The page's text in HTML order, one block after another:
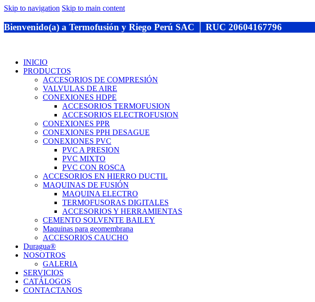
Skip to navigation Skip to main content
Bienvenido(a) a Termofusión y Riego Perú SAC │ RUC 20604167796
INICIO
PRODUCTOS
ACCESORIOS DE COMPRESIÓN
VALVULAS DE AIRE
CONEXIONES HDPE
ACCESORIOS TERMOFUSION
ACCESORIOS ELECTROFUSION
CONEXIONES PPR
CONEXIONES PPH DESAGUE
CONEXIONES PVC
PVC A PRESION
PVC MIXTO
PVC CON ROSCA
ACCESORIOS EN HIERRO DUCTIL
MAQUINAS DE FUSIÓN
MAQUINA ELECTRO
TERMOFUSORAS DIGITALES
ACCESORIOS Y HERRAMIENTAS
CEMENTO SOLVENTE BAILEY
Maquinas para geomembrana
ACCESORIOS CAUCHO
Duragua®
NOSOTROS
GALERIA
SERVICIOS
CATÁLOGOS
CONTACTANOS